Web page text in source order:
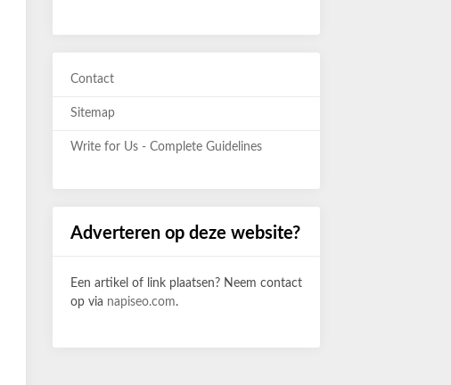
Contact
Sitemap
Write for Us - Complete Guidelines
Adverteren op deze website?
Een artikel of link plaatsen? Neem contact
op via napiseo.com.